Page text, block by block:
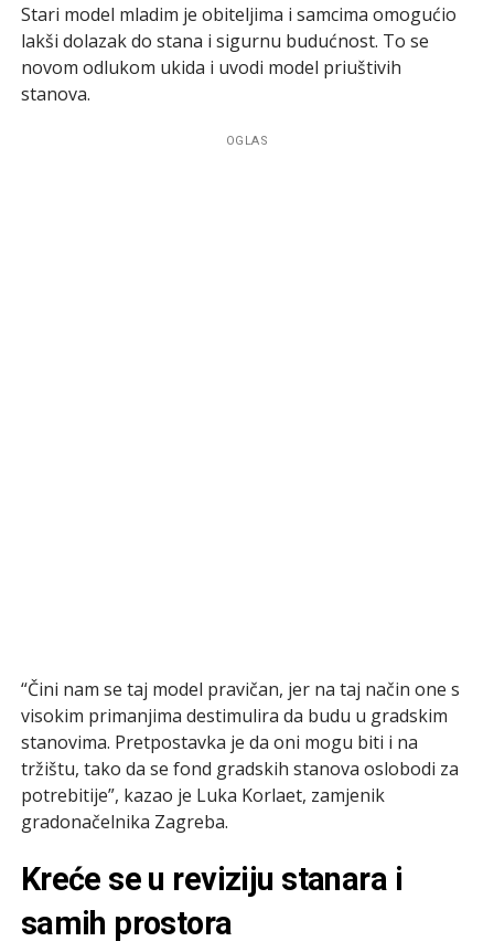
Stari model mladim je obiteljima i samcima omogućio
lakši dolazak do stana i sigurnu budućnost. To se
novom odlukom ukida i uvodi model priuštivih
stanova.
OGLAS
“Čini nam se taj model pravičan, jer na taj način one s
visokim primanjima destimulira da budu u gradskim
stanovima. Pretpostavka je da oni mogu biti i na
tržištu, tako da se fond gradskih stanova oslobodi za
potrebitije”, kazao je Luka Korlaet, zamjenik
gradonačelnika Zagreba.
Kreće se u reviziju stanara i
samih prostora